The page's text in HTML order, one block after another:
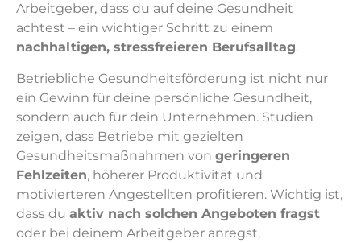
Arbeitgeber, dass du auf deine Gesundheit
achtest – ein wichtiger Schritt zu einem
nachhaltigen, stressfreieren Berufsalltag.
Betriebliche Gesundheitsförderung ist nicht nur
ein Gewinn für deine persönliche Gesundheit,
sondern auch für dein Unternehmen. Studien
zeigen, dass Betriebe mit gezielten
Gesundheitsmaßnahmen von geringeren
Fehlzeiten, höherer Produktivität und
motivierteren Angestellten profitieren. Wichtig ist,
dass du aktiv nach solchen Angeboten fragst
oder bei deinem Arbeitgeber anregst,